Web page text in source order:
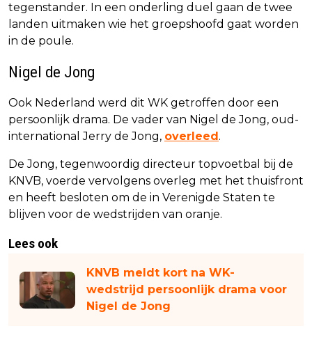
tegenstander. In een onderling duel gaan de twee
landen uitmaken wie het groepshoofd gaat worden
in de poule.
Nigel de Jong
Ook Nederland werd dit WK getroffen door een
persoonlijk drama. De vader van Nigel de Jong, oud-
international Jerry de Jong, overleed .
De Jong, tegenwoordig directeur topvoetbal bij de
KNVB, voerde vervolgens overleg met het thuisfront
en heeft besloten om de in Verenigde Staten te
blijven voor de wedstrijden van oranje.
Lees ook
KNVB meldt kort na WK-
wedstrijd persoonlijk drama voor
Nigel de Jong